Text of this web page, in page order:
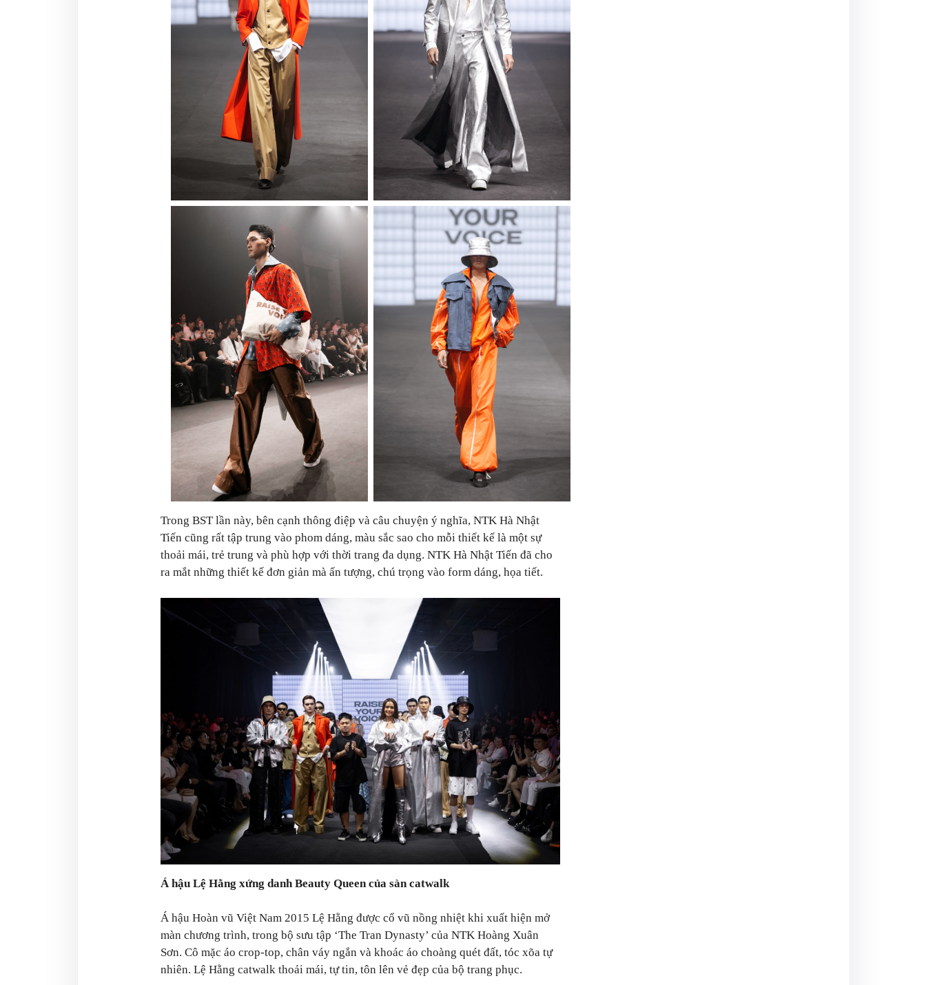
Trong BST lần này, bên cạnh thông điệp và câu chuyện ý nghĩa, NTK Hà Nhật
Tiến cũng rất tập trung vào phom dáng, màu sắc sao cho mỗi thiết kế là một sự
thoải mái, trẻ trung và phù hợp với thời trang đa dụng. NTK Hà Nhật Tiến đã cho
ra mắt những thiết kế đơn giản mà ấn tượng, chú trọng vào form dáng, họa tiết.
Á hậu Lệ Hằng xứng danh Beauty Queen của sàn catwalk
Á hậu Hoàn vũ Việt Nam 2015 Lệ Hằng được cổ vũ nồng nhiệt khi xuất hiện mở
màn chương trình, trong bộ sưu tập ‘The Tran Dynasty’ của NTK Hoàng Xuân
Sơn. Cô mặc áo crop-top, chân váy ngắn và khoác áo choàng quét đất, tóc xõa tự
nhiên. Lệ Hằng catwalk thoải mái, tự tin, tôn lên vẻ đẹp của bộ trang phục.